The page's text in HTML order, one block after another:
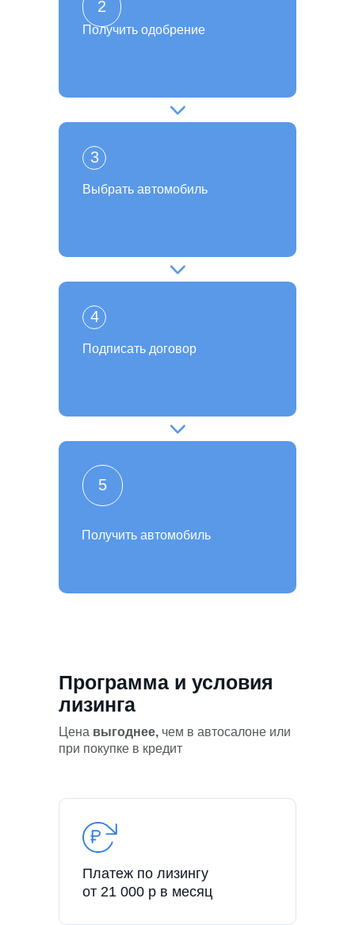
Получить автомобиль
5
Подписать договор
4
Выбрать автомобиль
3
Получить одобрение
2
Программа и условия
лизинга
Цена выгоднее, чем в автосалоне или
при покупке в кредит
Платеж по лизингу
от 21 000 р в месяц